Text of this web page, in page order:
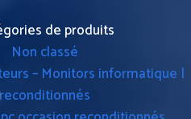
de produits
Non classé
– Monitors informatique |
reconditionnés